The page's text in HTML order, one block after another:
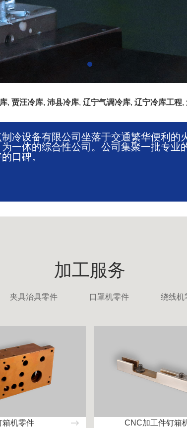
, 贾汪冷库, 沛县冷库, 辽宁气调冷库, 辽宁冷库工程,
冷设备有限公司坐落于交通繁华便利
一体的综合性公司。公司集聚一批专
口碑。
加工服务
夹具治具零件 口罩机零件 绕线机
箱机零件 CNC加工件钉箱